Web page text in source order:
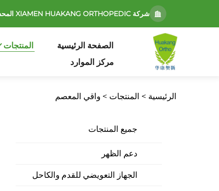
شركة XIAMEN HUAKANG ORTHOPEDIC المحدودة
الصفحة الرئيسية المنتجات
مركز الموارد
الرئيسية > المنتجات > واقي المعصم
جميع المنتجات
دعم الظهر
الجهاز التعويضي للقدم والكاحل